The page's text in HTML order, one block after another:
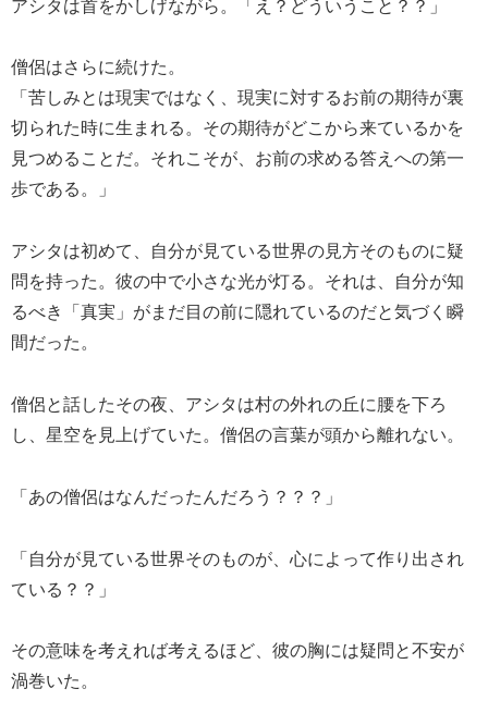
アシタは首をかしげながら。「え？どういうこと？？」
僧侶はさらに続けた。
「苦しみとは現実ではなく、現実に対するお前の期待が裏
切られた時に生まれる。その期待がどこから来ているかを
見つめることだ。それこそが、お前の求める答えへの第一
歩である。」
アシタは初めて、自分が見ている世界の見方そのものに疑
問を持った。彼の中で小さな光が灯る。それは、自分が知
るべき「真実」がまだ目の前に隠れているのだと気づく瞬
間だった。
僧侶と話したその夜、アシタは村の外れの丘に腰を下ろ
し、星空を見上げていた。僧侶の言葉が頭から離れない。
「あの僧侶はなんだったんだろう？？？」
「自分が見ている世界そのものが、心によって作り出され
ている？？」
その意味を考えれば考えるほど、彼の胸には疑問と不安が
渦巻いた。